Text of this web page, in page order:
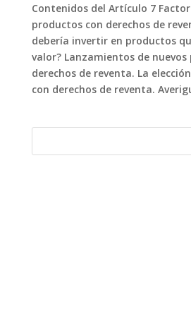
Contenidos del Artículo 7
productos con derechos de
debería invertir en productos
valor? Lanzamientos de
derechos de reventa. La
con derechos de reventa.